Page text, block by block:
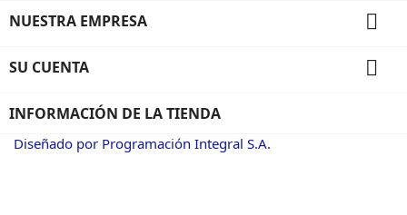
NUESTRA EMPRESA 
SU CUENTA 
INFORMACIÓN DE LA TIENDA
Diseñado por Programación Integral S.A.